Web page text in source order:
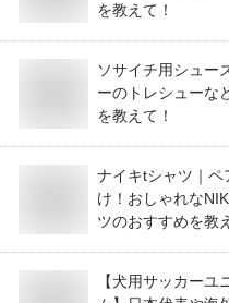
を教えて！
ソサイチ用シュー
ーのトレシューな
を教えて！
ナイキtシャツ｜ペ
け！おしゃれな
ツのおすすめを教
【犬用サッカーユ